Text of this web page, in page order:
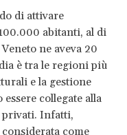
di attivare
abitanti, al di
ne aveva 20
è tra le regioni più
e la gestione
collegate alla
privati. Infatti,
come